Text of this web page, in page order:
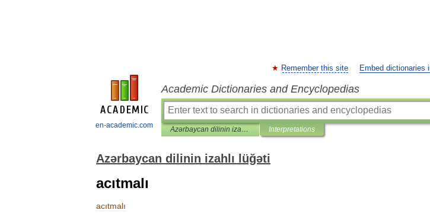
en-academic.com
Remember this site Embed dictionaries
Academic Dictionaries and Encyclopedias
Azərbaycan dilinin izahlı lüğəti Interpretations
Azərbaycan dilinin izahlı lüğəti
acıtmalı
acıtmalı